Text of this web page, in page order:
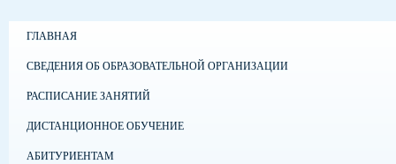
ГЛАВНАЯ
СВЕДЕНИЯ ОБ ОБРАЗОВАТЕЛЬНОЙ ОРГАНИЗАЦИИ
РАСПИСАНИЕ ЗАНЯТИЙ
ДИСТАНЦИОННОЕ ОБУЧЕНИЕ
АБИТУРИЕНТАМ